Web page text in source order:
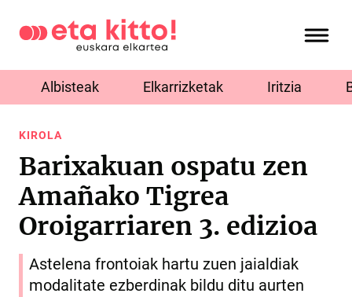
Albisteak Elkarrizketak Iritzia
KIROLA
Barixakuan ospatu zen
Amañako Tigrea
Oroigarriaren 3. edizioa
Astelena frontoiak hartu zuen jaialdiak
modalitate ezberdinak bildu ditu aurten